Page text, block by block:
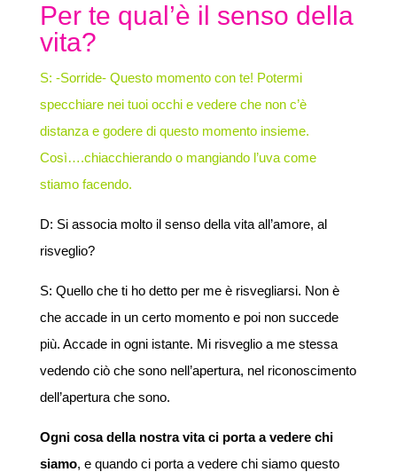
Per te qual’è il senso della
vita?
S: -Sorride- Questo momento con te! Potermi
specchiare nei tuoi occhi e vedere che non c’è
distanza e godere di questo momento insieme.
Così….chiacchierando o mangiando l’uva come
stiamo facendo.
D: Si associa molto il senso della vita all’amore, al
risveglio?
S: Quello che ti ho detto per me è risvegliarsi. Non è
che accade in un certo momento e poi non succede
più. Accade in ogni istante. Mi risveglio a me stessa
vedendo ciò che sono nell’apertura, nel riconoscimento
dell’apertura che sono.
Ogni cosa della nostra vita ci porta a vedere chi
siamo, e quando ci porta a vedere chi siamo questo